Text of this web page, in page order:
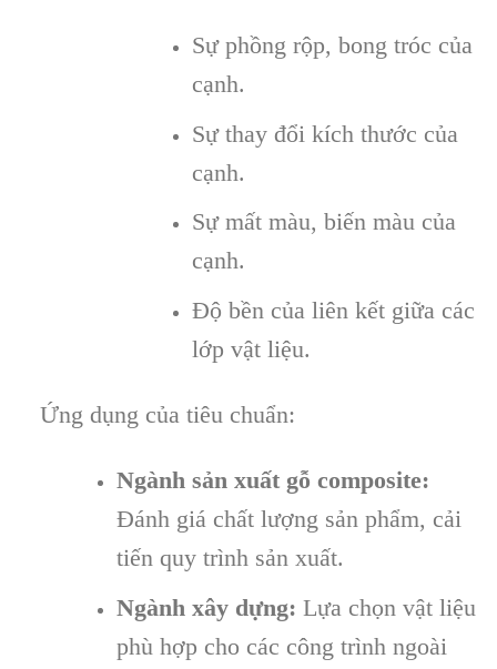
Sự phồng rộp, bong tróc của
cạnh.
Sự thay đổi kích thước của
cạnh.
Sự mất màu, biến màu của
cạnh.
Độ bền của liên kết giữa các
lớp vật liệu.
Ứng dụng của tiêu chuẩn:
Ngành sản xuất gỗ composite:
Đánh giá chất lượng sản phẩm, cải
tiến quy trình sản xuất.
Ngành xây dựng: Lựa chọn vật liệu
phù hợp cho các công trình ngoài